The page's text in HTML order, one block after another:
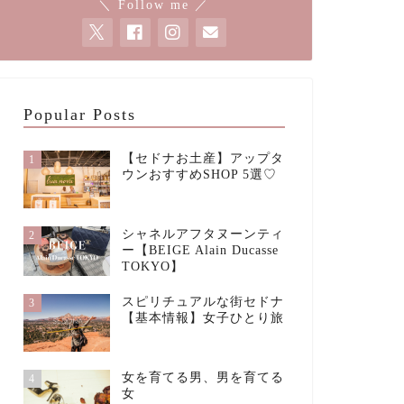
＼ Follow me ／
Popular Posts
1
【セドナお土産】アップタ
ウンおすすめSHOP 5選♡
2
シャネルアフタヌーンティ
ー【BEIGE Alain Ducasse
TOKYO】
3
スピリチュアルな街セドナ
【基本情報】女子ひとり旅
4
女を育てる男、男を育てる
女